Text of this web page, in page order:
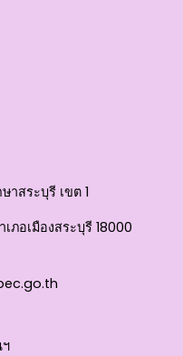
สระบุรี เขต 1
ภอเมืองสระบุรี 18000